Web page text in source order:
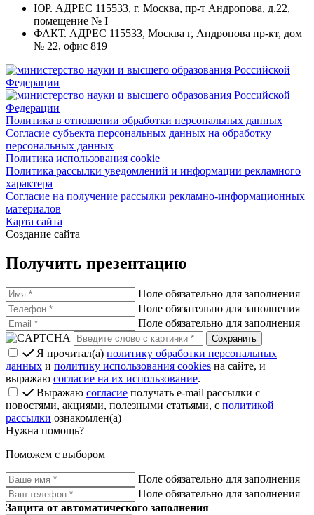
ЮР. АДРЕС 115533, г. Москва, пр-т Андропова, д.22,
помещение № I
ФАКТ. АДРЕС 115533, Москва г, Андропова пр-кт, дом
№ 22, офис 819
Политика в отношении обработки персональных данных
Согласие субъекта персональных данных на обработку
персональных данных
Политика использования cookie
Политика рассылки уведомлений и информации рекламного
характера
Согласие на получение рассылки рекламно-информационных
материалов
Карта сайта
Создание сайта
Получить презентацию
Поле обязательно для заполнения
Поле обязательно для заполнения
Поле обязательно для заполнения
Я прочитал(а) политику обработки персональных
данных и политику использования cookies на сайте, и
выражаю согласие на их использование.
Выражаю согласие получать e-mail рассылки с
новостями, акциями, полезными статьями, с политикой
рассылки ознакомлен(а)
Нужна помощь?
Поможем с выбором
Поле обязательно для заполнения
Поле обязательно для заполнения
Защита от автоматического заполнения